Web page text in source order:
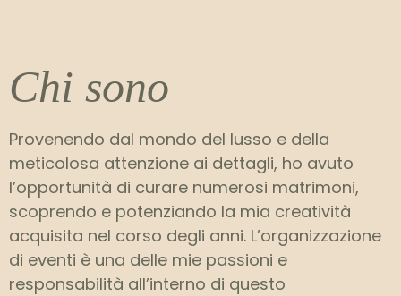
Chi sono
Provenendo dal mondo del lusso e della
meticolosa attenzione ai dettagli, ho avuto
l’opportunità di curare numerosi matrimoni,
scoprendo e potenziando la mia creatività
acquisita nel corso degli anni. L’organizzazione
di eventi è una delle mie passioni e
responsabilità all’interno di questo